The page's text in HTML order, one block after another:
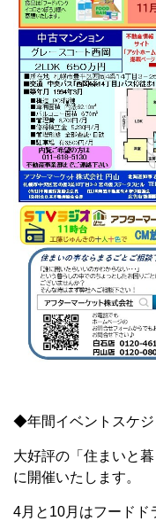
◆年間イベントスケ
大好評の「住まいと
に開催いたします。
4月と10月はフードド